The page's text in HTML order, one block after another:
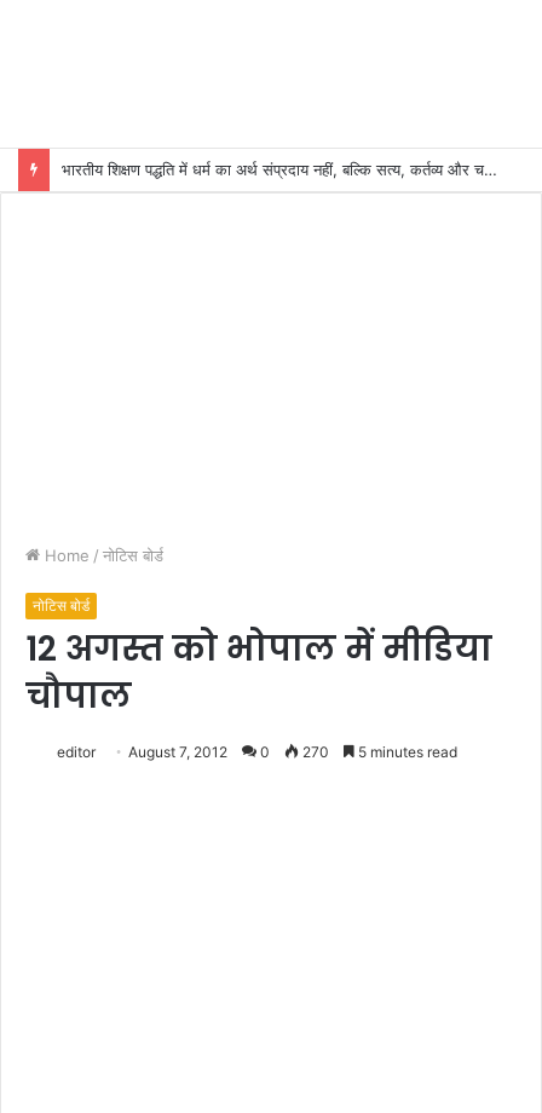
भारतीय शिक्षण पद्धति में धर्म का अर्थ संप्रदाय नहीं, बल्कि सत्य, कर्तव्य और चरित्र निर्माण है: विजय प्रकाश
Home / नोटिस बोर्ड
नोटिस बोर्ड
12 अगस्त को भोपाल में मीडिया
चौपाल
editor August 7, 2012 0 270 5 minutes read